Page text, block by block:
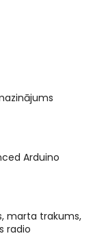
Arduino
marta trakums,
radio